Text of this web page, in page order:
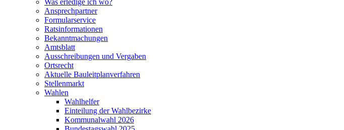
Was erledige ich wo?
Ansprechpartner
Formularservice
Ratsinformationen
Bekanntmachungen
Amtsblatt
Ausschreibungen und Vergaben
Ortsrecht
Aktuelle Bauleitplanverfahren
Stellenmarkt
Wahlen
Wahlhelfer
Einteilung der Wahlbezirke
Kommunalwahl 2026